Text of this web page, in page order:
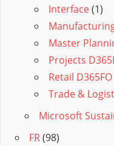
Interface(1)
Master
Projects
Retail D365FO
Trade &
Microsoft
FR(98)